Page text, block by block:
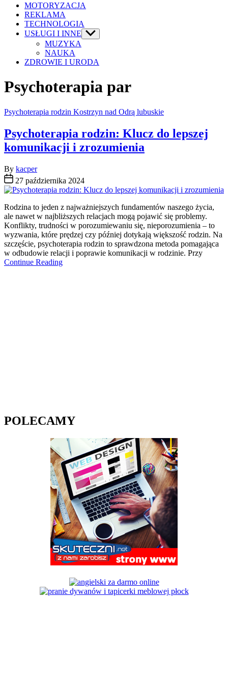
MOTORYZACJA
REKLAMA
TECHNOLOGIA
USŁUGI I INNE Show
sub
MUZYKA
NAUKA
ZDROWIE I URODA
Psychoterapia par
Categories
Psychoterapia rodzin Kostrzyn nad Odrą lubuskie
Psychoterapia rodzin: Klucz do lepszej
komunikacji i zrozumienia
By kacper
27 października 2024
Rodzina to jeden z najważniejszych fundamentów naszego życia,
ale nawet w najbliższych relacjach mogą pojawić się problemy.
Konflikty, trudności w porozumiewaniu się, nieporozumienia – to
wyzwania, które prędzej czy później dotykają większość rodzin. Na
szczęście, psychoterapia rodzin to sprawdzona metoda pomagająca
w odbudowie relacji i poprawie komunikacji w rodzinie. Przy
Continue Reading
POLECAMY